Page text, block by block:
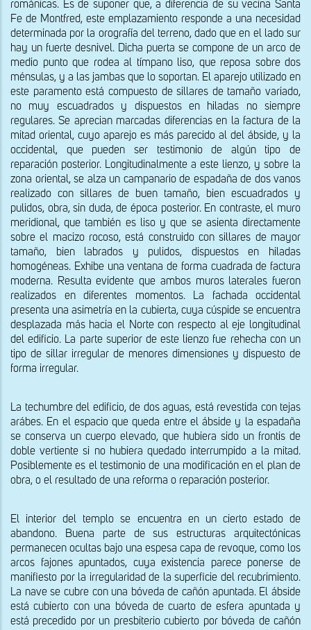
románicas. Es de suponer que, a diferencia de su vecina Santa
Fe de Montfred, este emplazamiento responde a una necesidad
determinada por la orografía del terreno, dado que en el lado sur
hay un fuerte desnivel. Dicha puerta se compone de un arco de
medio punto que rodea al tímpano liso, que reposa sobre dos
ménsulas, y a las jambas que lo soportan. El aparejo utilizado en
este paramento está compuesto de sillares de tamaño variado,
no muy escuadrados y dispuestos en hiladas no siempre
regulares. Se aprecian marcadas diferencias en la factura de la
mitad oriental, cuyo aparejo es más parecido al del ábside, y la
occidental, que pueden ser testimonio de algún tipo de
reparación posterior. Longitudinalmente a este lienzo, y sobre la
zona oriental, se alza un campanario de espadaña de dos vanos
realizado con sillares de buen tamaño, bien escuadrados y
pulidos, obra, sin duda, de época posterior. En contraste, el muro
meridional, que también es liso y que se asienta directamente
sobre el macizo rocoso, está construido con sillares de mayor
tamaño, bien labrados y pulidos, dispuestos en hiladas
homogéneas. Exhibe una ventana de forma cuadrada de factura
moderna. Resulta evidente que ambos muros laterales fueron
realizados en diferentes momentos. La fachada occidental
presenta una asimetría en la cubierta, cuya cúspide se encuentra
desplazada más hacia el Norte con respecto al eje longitudinal
del edificio. La parte superior de este lienzo fue rehecha con un
tipo de sillar irregular de menores dimensiones y dispuesto de
forma irregular.
La techumbre del edificio, de dos aguas, está revestida con tejas
arábes. En el espacio que queda entre el ábside y la espadaña
se conserva un cuerpo elevado, que hubiera sido un frontis de
doble vertiente si no hubiera quedado interrumpido a la mitad.
Posiblemente es el testimonio de una modificación en el plan de
obra, o el resultado de una reforma o reparación posterior.
El interior del templo se encuentra en un cierto estado de
abandono. Buena parte de sus estructuras arquitectónicas
permanecen ocultas bajo una espesa capa de revoque, como los
arcos fajones apuntados, cuya existencia parece ponerse de
manifiesto por la irregularidad de la superficie del recubrimiento.
La nave se cubre con una bóveda de cañón apuntada. El ábside
está cubierto con una bóveda de cuarto de esfera apuntada y
está precedido por un presbiterio cubierto por bóveda de cañón